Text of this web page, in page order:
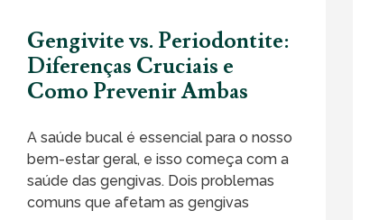
Gengivite vs. Periodontite:
Diferenças Cruciais e
Como Prevenir Ambas
A saúde bucal é essencial para o nosso
bem-estar geral, e isso começa com a
saúde das gengivas. Dois problemas
comuns que afetam as gengivas